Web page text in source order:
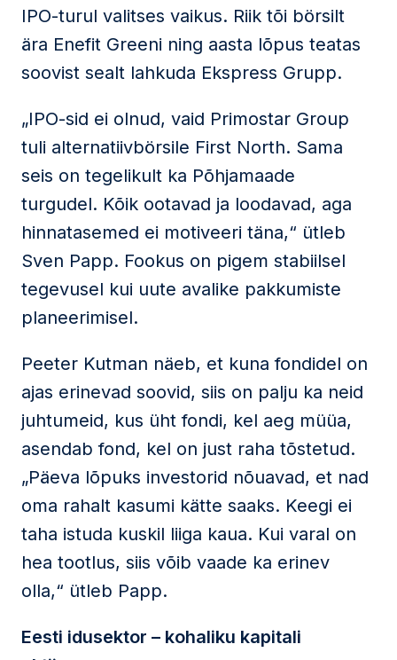
IPO-turul valitses vaikus. Riik tõi börsilt
ära Enefit Greeni ning aasta lõpus teatas
soovist sealt lahkuda Ekspress Grupp.
„IPO-sid ei olnud, vaid Primostar Group
tuli alternatiivbörsile First North. Sama
seis on tegelikult ka Põhjamaade
turgudel. Kõik ootavad ja loodavad, aga
hinnatasemed ei motiveeri täna,“ ütleb
Sven Papp. Fookus on pigem stabiilsel
tegevusel kui uute avalike pakkumiste
planeerimisel.
Peeter Kutman näeb, et kuna fondidel on
ajas erinevad soovid, siis on palju ka neid
juhtumeid, kus üht fondi, kel aeg müüa,
asendab fond, kel on just raha tõstetud.
„Päeva lõpuks investorid nõuavad, et nad
oma rahalt kasumi kätte saaks. Keegi ei
taha istuda kuskil liiga kaua. Kui varal on
hea tootlus, siis võib vaade ka erinev
olla,“ ütleb Papp.
Eesti idusektor – kohaliku kapitali